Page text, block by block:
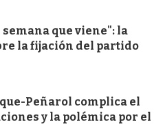
semana que viene": la
la fijación del partido
Peñarol complica el
y la polémica por el